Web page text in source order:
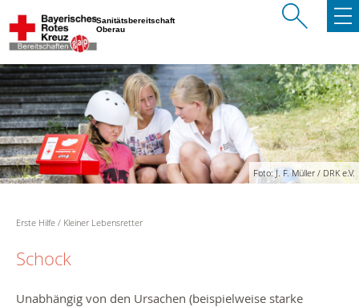
Sanitätsbereitschaft
Oberau
Foto: J. F. Müller / DRK e.V.
Erste Hilfe Kleiner Lebensretter
Schock
Unabhängig von den Ursachen (beispielweise starke